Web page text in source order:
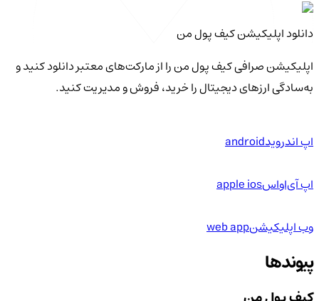
دانلود اپلیکیشن کیف‌ پول من
اپلیکیشن صرافی کیف پول من را از مارکت‌های معتبر دانلود کنید و
به‌سادگی ارزهای دیجیتال را خرید، فروش و مدیریت کنید.
اپ اندرویدandroid
اپ آی‌او‌اسapple ios
وب اپلیکیشنweb app
پیوندها